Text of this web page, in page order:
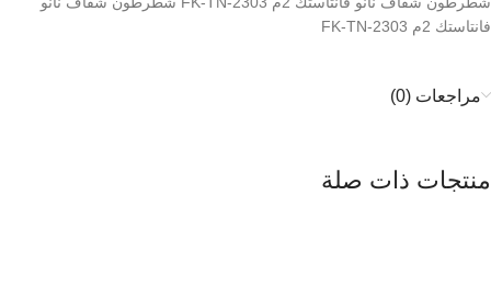
فانتاستك 2م FK-TN-2303
مراجعات (0)
منتجات ذات صلة